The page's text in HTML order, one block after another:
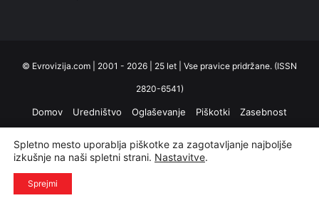
© Evrovizija.com | 2001 - 2026 | 25 let | Vse pravice pridržane. (ISSN
2820-6541)
Domov Uredništvo Oglaševanje Piškotki Zasebnost
Facebook
X YouTubeInstagram
RSS
Spletno mesto uporablja piškotke za zagotavljanje najboljše
izkušnje na naši spletni strani. Nastavitve.
Sprejmi